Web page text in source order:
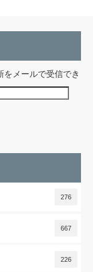
をメールで受信でき
276
667
226